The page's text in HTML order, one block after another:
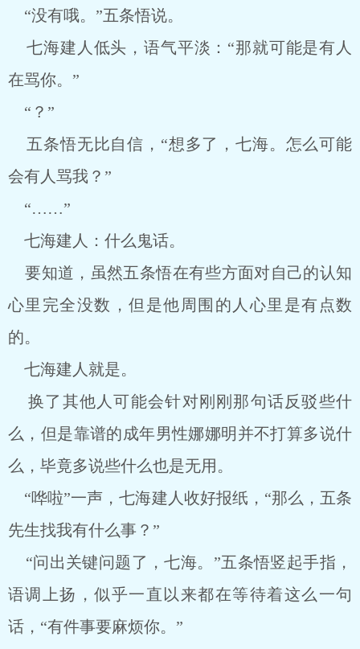
“没有哦。”五条悟说。
七海建人低头，语气平淡：“那就可能是有人
在骂你。”
“？”
五条悟无比自信，“想多了，七海。怎么可能
会有人骂我？”
“……”
七海建人：什么鬼话。
要知道，虽然五条悟在有些方面对自己的认知
心里完全没数，但是他周围的人心里是有点数
的。
七海建人就是。
换了其他人可能会针对刚刚那句话反驳些什
么，但是靠谱的成年男性娜娜明并不打算多说什
么，毕竟多说些什么也是无用。
“哗啦”一声，七海建人收好报纸，“那么，五条
先生找我有什么事？”
“问出关键问题了，七海。”五条悟竖起手指，
语调上扬，似乎一直以来都在等待着这么一句
话，“有件事要麻烦你。”